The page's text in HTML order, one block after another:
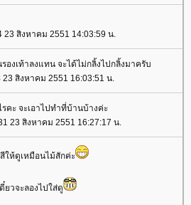
สิงหาคม 2551 14:03:59 น.
องเท้าลงแทน จะได้ไม่กลิ้งไปกลิ้งมาครับ
สิงหาคม 2551 16:03:51 น.
คะ จะเอาไปทำที่บ้านบ้างค่ะ
23 สิงหาคม 2551 16:27:17 น.
ให้ดูเหมือนไม้สักค่ะ
ยวจะลองไปใส่ดู